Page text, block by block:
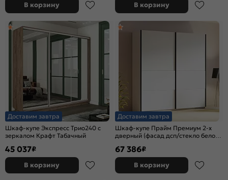
В корзину В корзину
Доставим завтра
Шкаф-купе Экспресс Трио240 с
зеркалом Крафт Табачный
45 037₽
В корзину
Доставим завтра
Шкаф-купе Прайм Премиум 2-х
дверный (фасад дсп/стекло белое)
67 386₽
В корзину